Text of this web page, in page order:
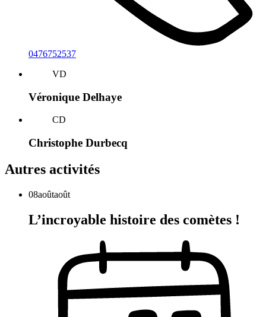
0476752537
VD
Véronique Delhaye
CD
Christophe Durbecq
Autres activités
08aoûtaoût
L’incroyable histoire des comètes !